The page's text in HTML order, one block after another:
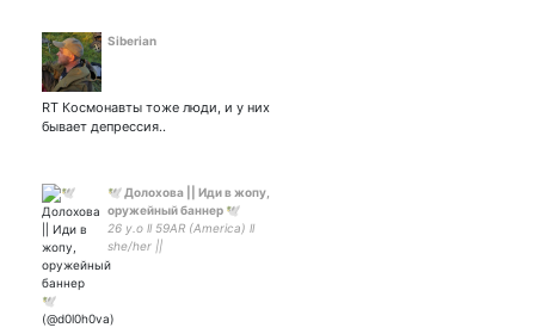
Siberian
RT Космонавты тоже люди, и у них
бывает депрессия..
🕊 Долохова || Иди в жопу,
оружейный баннер 🕊
26 y.o ll 59AR (America) ll
she/her ||